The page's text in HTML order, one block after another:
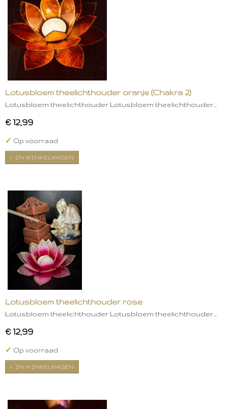
Lotusbloem theelichthouder oranje (Chakra 2)
Lotusbloem theelichthouder Lotusbloem theelichthouder…
€ 12,99
✓ Op voorraad
IN WINKELWAGEN
Lotusbloem theelichthouder rose
Lotusbloem theelichthouder Lotusbloem theelichthouder…
€ 12,99
✓ Op voorraad
IN WINKELWAGEN